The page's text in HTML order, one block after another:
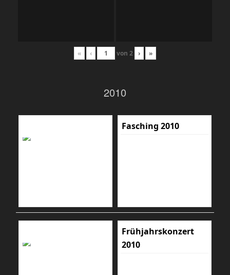
« ‹ von 2 › »
2010
Fasching 2010
Frühjahrskonzert
2010